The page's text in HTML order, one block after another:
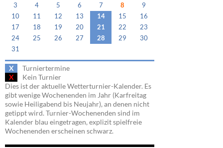
3
4 5 6 7 8
9
10
11 12 13 14 15
16
17
18 19 20 21 22
23
24
25 26 27 28 29
30
31
X
Turniertermine
X
Kein Turnier
Dies ist der aktuelle Wetterturnier-Kalender. Es
gibt wenige Wochenenden im Jahr (Karfreitag
sowie Heiligabend bis Neujahr), an denen nicht
getippt wird. Turnier-Wochenenden sind im
Kalender blau eingetragen, explizit spielfreie
Wochenenden erscheinen schwarz.